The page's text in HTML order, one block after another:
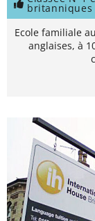
britanniques
Ecole familiale
anglaises, à